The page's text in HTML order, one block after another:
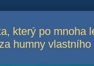
který po mnoha
humny vlastního